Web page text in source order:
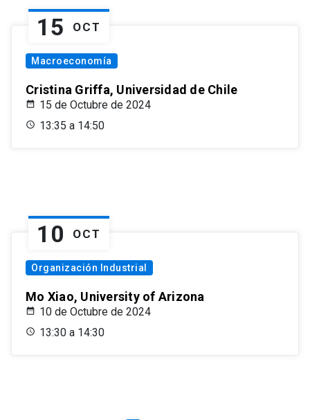
15 OCT
Macroeconomía
Cristina Griffa, Universidad de Chile
15 de Octubre de 2024
13:35 a 14:50
10 OCT
Organización Industrial
Mo Xiao, University of Arizona
10 de Octubre de 2024
13:30 a 14:30